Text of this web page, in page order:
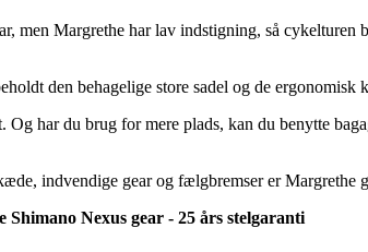
men Margrethe har lav indstigning, så cykelturen
den behagelige store sadel og de ergonomisk
har du brug for mere plads, kan du benytte
indvendige gear og fælgbremser er
Nexus gear - 25 års stelgaranti